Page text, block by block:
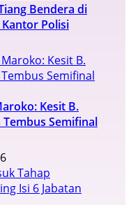
Bendera di
Polisi
Kesit B.
Semifinal